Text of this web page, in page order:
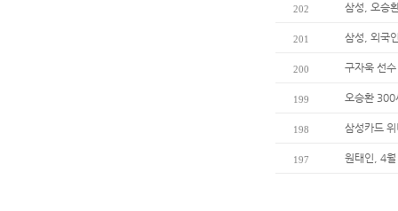
202 삼성, 오승
201 삼성, 외국
200 구자욱 선
199 오승환 300
198 삼성카드
197 원태인, 4